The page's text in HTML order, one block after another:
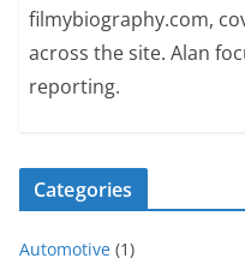
filmybiography.com,
across the site. Alan
reporting.
Categories
Automotive (1)